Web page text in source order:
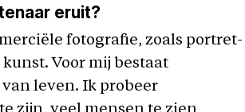
eruit?
fotografie, zoals portret-
Voor mij bestaat
leven. Ik probeer